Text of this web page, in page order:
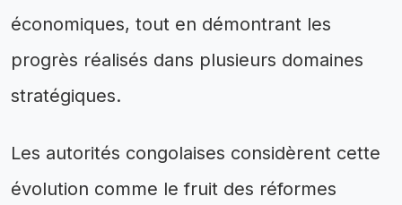
économiques, tout en démontrant les
progrès réalisés dans plusieurs domaines
stratégiques.
Les autorités congolaises considèrent cette
évolution comme le fruit des réformes